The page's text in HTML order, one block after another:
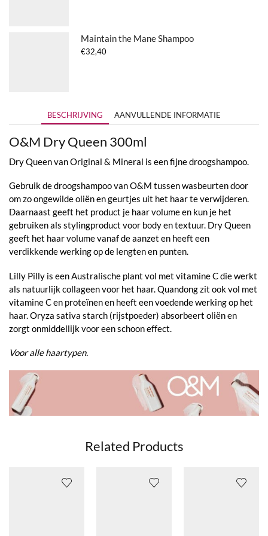
Maintain the Mane Shampoo
€32,40
BESCHRIJVING AANVULLENDE INFORMATIE
O&M Dry Queen 300ml
Dry Queen van Original & Mineral is een fijne droogshampoo.
Gebruik de droogshampoo van O&M tussen wasbeurten door
om zo ongewilde oliën en geurtjes uit het haar te verwijderen.
Daarnaast geeft het product je haar volume en kun je het
gebruiken als stylingproduct voor body en textuur. Dry Queen
geeft het haar volume vanaf de aanzet en heeft een
verdikkende werking op de lengten en punten.
Lilly Pilly is een Australische plant vol met vitamine C die werkt
als natuurlijk collageen voor het haar. Quandong zit ook vol met
vitamine C en proteïnen en heeft een voedende werking op het
haar. Oryza sativa starch (rijstpoeder) absorbeert oliën en
zorgt onmiddellijk voor een schoon effect.
Voor alle haartypen.
Related Products